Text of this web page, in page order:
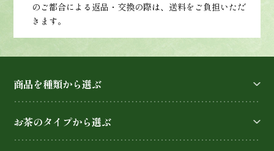
のご都合による返品・交換の際は、送料をご負担いただ
きます。
商品を種類から選ぶ
お茶のタイプから選ぶ